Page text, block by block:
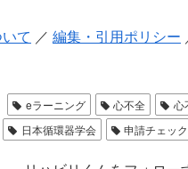
て ／ 編集・引用ポリシー
eラーニング 心不全
心
日本循環器学会 申請チェッ